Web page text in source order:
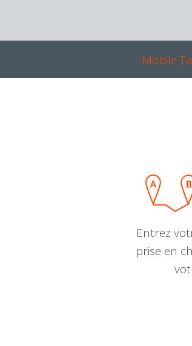
Mobile
Entrez
prise en